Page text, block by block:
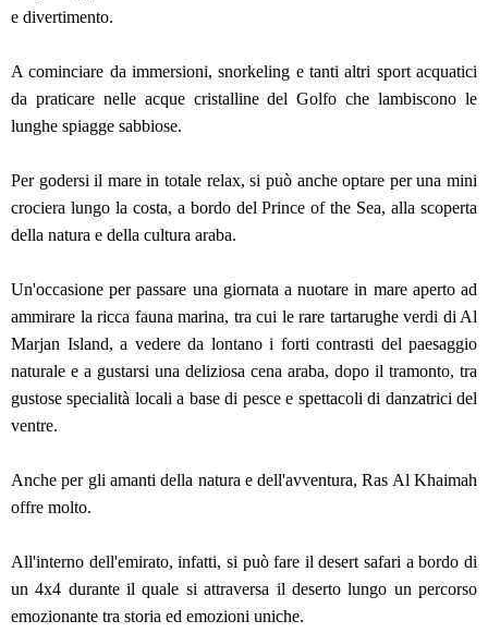
e divertimento.
A cominciare da immersioni, snorkeling e tanti altri sport acquatici
da praticare nelle acque cristalline del Golfo che lambiscono le
lunghe spiagge sabbiose.
Per godersi il mare in totale relax, si può anche optare per una mini
crociera lungo la costa, a bordo del Prince of the Sea, alla scoperta
della natura e della cultura araba.
Un'occasione per passare una giornata a nuotare in mare aperto ad
ammirare la ricca fauna marina, tra cui le rare tartarughe verdi di Al
Marjan Island, a vedere da lontano i forti contrasti del paesaggio
naturale e a gustarsi una deliziosa cena araba, dopo il tramonto, tra
gustose specialità locali a base di pesce e spettacoli di danzatrici del
ventre.
Anche per gli amanti della natura e dell'avventura, Ras Al Khaimah
offre molto.
All'interno dell'emirato, infatti, si può fare il desert safari a bordo di
un 4x4 durante il quale si attraversa il deserto lungo un percorso
emozionante tra storia ed emozioni uniche.